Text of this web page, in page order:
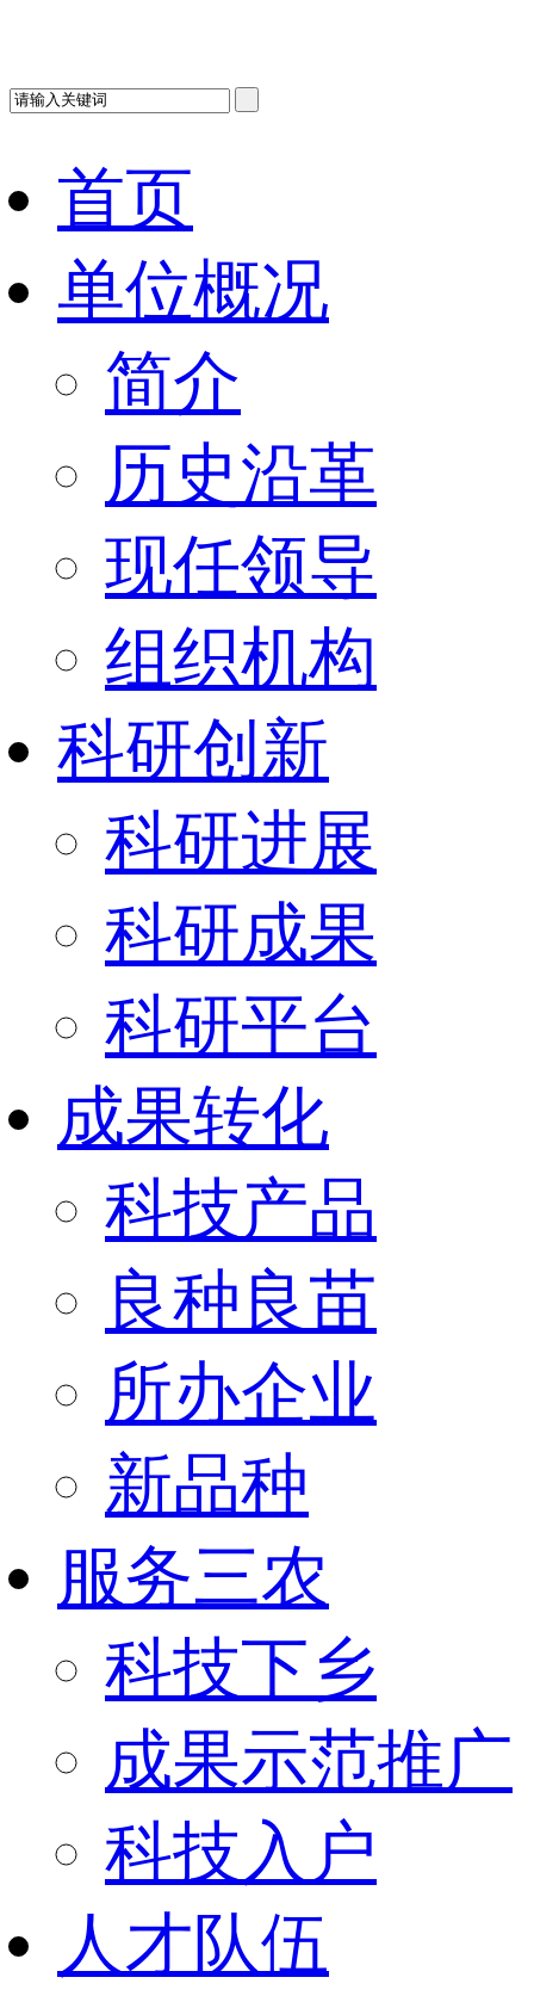
首页
单位概况
简介
历史沿革
现任领导
组织机构
科研创新
科研进展
科研成果
科研平台
成果转化
科技产品
良种良苗
所办企业
新品种
服务三农
科技下乡
成果示范推广
科技入户
人才队伍